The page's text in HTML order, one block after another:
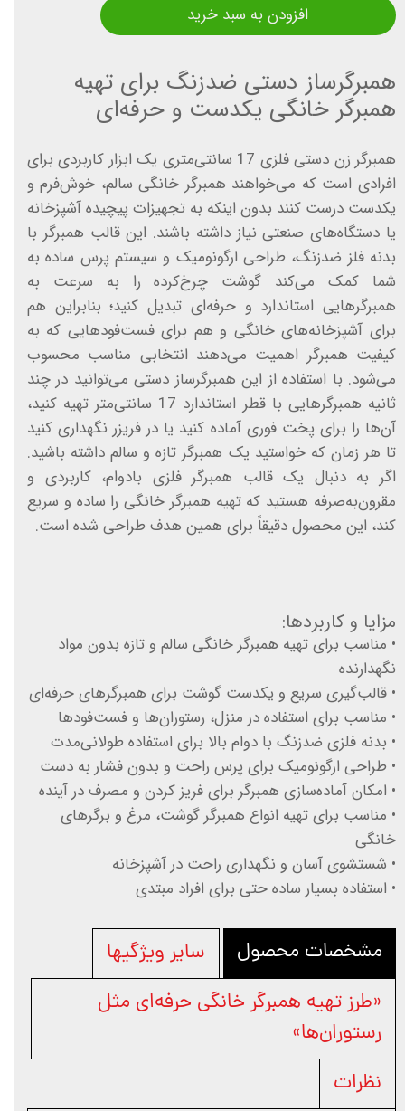
همبرگرساز دستی ضدزنگ برای تهیه
همبرگر خانگی یکدست و حرفه‌ای
همبرگر زن دستی فلزی 17 سانتی‌متری یک ابزار کاربردی برای
افرادی است که می‌خواهند همبرگر خانگی سالم، خوش‌فرم و
یکدست درست کنند بدون اینکه به تجهیزات پیچیده آشپزخانه
یا دستگاه‌های صنعتی نیاز داشته باشند. این قالب همبرگر با
بدنه فلز ضدزنگ، طراحی ارگونومیک و سیستم پرس ساده به
شما کمک می‌کند گوشت چرخ‌کرده را به سرعت به
همبرگرهایی استاندارد و حرفه‌ای تبدیل کنید؛ بنابراین هم
برای آشپزخانه‌های خانگی و هم برای فست‌فودهایی که به
کیفیت همبرگر اهمیت می‌دهند انتخابی مناسب محسوب
می‌شود. با استفاده از این همبرگرساز دستی می‌توانید در چند
ثانیه همبرگرهایی با قطر استاندارد 17 سانتی‌متر تهیه کنید،
آن‌ها را برای پخت فوری آماده کنید یا در فریزر نگهداری کنید
تا هر زمان که خواستید یک همبرگر تازه و سالم داشته باشید.
اگر به دنبال یک قالب همبرگر فلزی بادوام، کاربردی و
مقرون‌به‌صرفه هستید که تهیه همبرگر خانگی را ساده و سریع
کند، این محصول دقیقاً برای همین هدف طراحی شده است.
مزایا و کاربردها:
• مناسب برای تهیه همبرگر خانگی سالم و تازه بدون مواد
نگهدارنده
• قالب‌گیری سریع و یکدست گوشت برای همبرگرهای حرفه‌ای
• مناسب برای استفاده در منزل، رستوران‌ها و فست‌فودها
• بدنه فلزی ضدزنگ با دوام بالا برای استفاده طولانی‌مدت
• طراحی ارگونومیک برای پرس راحت و بدون فشار به دست
• امکان آماده‌سازی همبرگر برای فریز کردن و مصرف در آینده
• مناسب برای تهیه انواع همبرگر گوشت، مرغ و برگرهای
خانگی
• شستشوی آسان و نگهداری راحت در آشپزخانه
• استفاده بسیار ساده حتی برای افراد مبتدی
افزودن به سبد خرید
مشخصات محصول
سایر ویژگیها
«طرز تهیه همبرگر خانگی حرفه‌ای مثل
رستوران‌ها»
نظرات